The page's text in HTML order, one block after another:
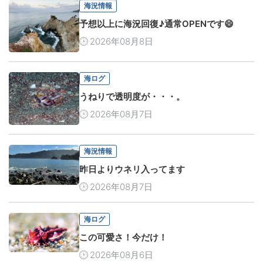
海況情報
予想以上に海況回復♪通常OPENです😄
2026年08月8日
海ログ
うねりで透明度が・・・。
2026年08月7日
海況情報
昨日よりウネリ入ってます
2026年08月7日
海ログ
この可愛さ！今だけ！
2026年08月6日